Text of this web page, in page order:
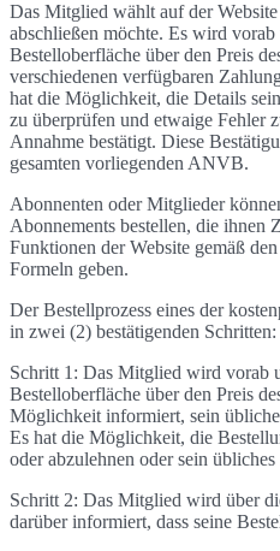
Das Mitglied wählt auf der Website
abschließen möchte. Es wird
Bestelloberfläche über den Preis
verschiedenen verfügbaren
hat die Möglichkeit, die Details
zu überprüfen und etwaige Fehler
Annahme bestätigt. Diese
gesamten vorliegenden ANVB.
Abonnenten oder Mitglieder
Abonnements bestellen, die ihnen
Funktionen der Website gemäß
Formeln geben.
Der Bestellprozess eines der
in zwei (2) bestätigenden Schritten:
Schritt 1: Das Mitglied wird vorab
Bestelloberfläche über den Preis
Möglichkeit informiert, sein
Es hat die Möglichkeit, die
oder abzulehnen oder sein
Schritt 2: Das Mitglied wird über
darüber informiert, dass seine